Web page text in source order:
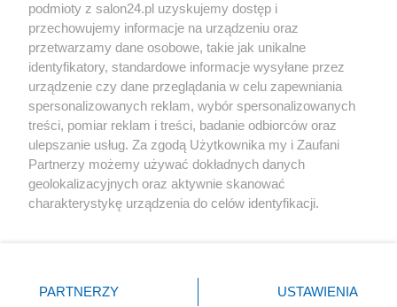
Społeczeństwo
Kultura
X Facebook Instagram Youtube
podmioty z salon24.pl uzyskujemy dostęp i
przechowujemy informacje na urządzeniu oraz
przetwarzamy dane osobowe, takie jak unikalne
identyfikatory, standardowe informacje wysyłane przez
urządzenie czy dane przeglądania w celu zapewniania
spersonalizowanych reklam, wybór spersonalizowanych
treści, pomiar reklam i treści, badanie odbiorców oraz
ulepszanie usług. Za zgodą Użytkownika my i Zaufani
Partnerzy możemy używać dokładnych danych
geolokalizacyjnych oraz aktywnie skanować
charakterystykę urządzenia do celów identyfikacji.
zmienić/wycofać klikając przycisk ustawień prywatności
znajdujący się w lewym dolnym rogu strony
PARTNERZY USTAWIENIA